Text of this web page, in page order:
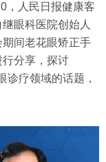
，人民日报健康客
眼科医院创始人
间老花眼矫正手
分享，探讨
诊疗领域的话题，